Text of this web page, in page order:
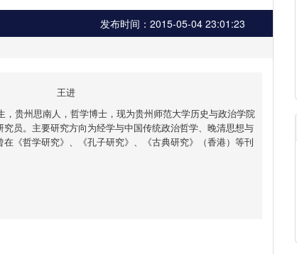
发布时间：2015-05-04 23:01:23
王进
，贵州思南人，哲学博士，现为贵州师范大学历史与政治学院
员。主要研究方向为经学与中国传统政治哲学、晚清思想与
《哲学研究》、《孔子研究》、《古典研究》（香港）等刊